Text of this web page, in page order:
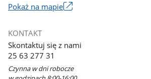
Pokaż na mapieLink
nowym
KONTAKT
Skontaktuj się z nami
25 63 277 31
Czynna w dni robocze